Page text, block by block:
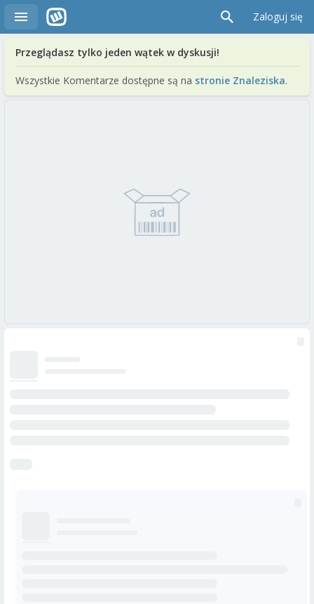
Zaloguj się
Przeglądasz tylko jeden wątek w dyskusji!
Wszystkie Komentarze dostępne są na stronie Znaleziska.